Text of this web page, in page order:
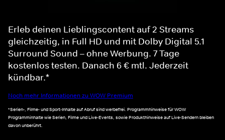
Erleb deinen Lieblingscontent auf 2 Streams
gleichzeitig, in Full HD und mit Dolby Digital 5.1
Surround Sound – ohne Werbung. 7 Tage
kostenlos testen. Danach 6 € mtl. Jederzeit
kündbar.*
Noch mehr Informationen zu WOW Premium
*Serien-, Filme- und Sport-Inhalte auf Abruf sind werbefrei. Programmhinweise für WOW
Programminhalte wie Serien, Filme und Live-Events, sowie Produkthinweise auf Live-Sendern bleiben
davon unberührt.